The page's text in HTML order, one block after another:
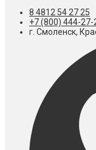
8 4812 54 27 25
+7 (800) 444-27-
г. Смоленск,